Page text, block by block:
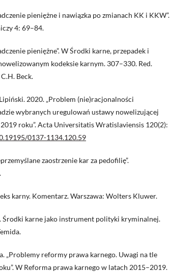
pieniężne i nawiązka po zmianach KK i KKW”.
4: 69–84.
pieniężne”. W Środki karne, przepadek i
kodeksie karnym. 307–330. Red.
Beck.
2020. „Problem (nie)racjonalności
wybranych uregulowań ustawy nowelizującej
roku”. Acta Universitatis Wratislaviensis 120(2):
0137-1134.120.59
zaostrzenie kar za pedofilię”.
karny. Komentarz. Warszawa: Wolters Kluwer.
Środki karne jako instrument polityki kryminalnej.
„Problemy reformy prawa karnego. Uwagi na tle
W Reforma prawa karnego w latach 2015–2019.